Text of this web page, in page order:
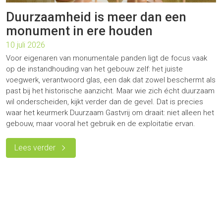
Duurzaamheid is meer dan een
monument in ere houden
10 juli 2026
Voor eigenaren van monumentale panden ligt de focus vaak
op de instandhouding van het gebouw zelf: het juiste
voegwerk, verantwoord glas, een dak dat zowel beschermt als
past bij het historische aanzicht. Maar wie zich écht duurzaam
wil onderscheiden, kijkt verder dan de gevel. Dat is precies
waar het keurmerk Duurzaam Gastvrij om draait: niet alleen het
gebouw, maar vooral het gebruik en de exploitatie ervan.
Lees verder